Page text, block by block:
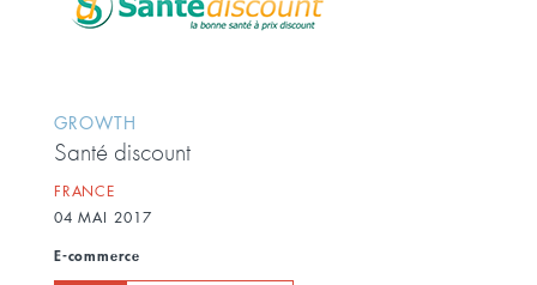
GROWTH
Santé discount
FRANCE
04 MAI 2017
E-commerce